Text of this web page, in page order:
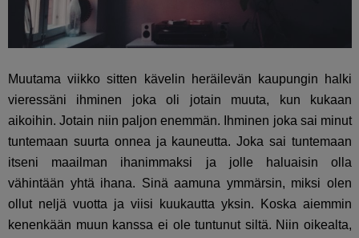
Muutama viikko sitten kävelin heräilevän kaupungin halki
vieressäni ihminen joka oli jotain muuta, kun kukaan
aikoihin. Jotain niin paljon enemmän. Ihminen joka sai minut
tuntemaan suurta onnea ja kauneutta. Joka sai tuntemaan
itseni maailman ihanimmaksi ja jolle haluaisin olla
vähintään yhtä ihana. Sinä aamuna ymmärsin, miksi olen
ollut neljä vuotta ja viisi kuukautta yksin. Koska aiemmin
kenenkään muun kanssa ei ole tuntunut siltä. Niin oikealta,